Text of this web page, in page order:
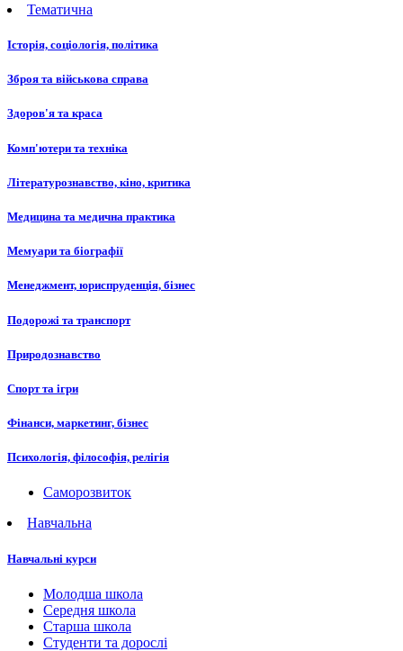
Тематична
Історія, соціологія, політика
Зброя та військова справа
Здоров'я та краса
Комп'ютери та техніка
Літературознавство, кіно, критика
Медицина та медична практика
Мемуари та біографії
Менеджмент, юриспруденція, бізнес
Подорожі та транспорт
Природознавство
Спорт та ігри
Фінанси, маркетинг, бізнес
Психологія, філософія, релігія
Саморозвиток
Навчальна
Навчальні курси
Молодша школа
Середня школа
Старша школа
Студенти та дорослі